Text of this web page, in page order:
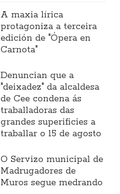
A maxia lírica
protagoniza a terceira
edición de "Ópera en
Carnota"
Denuncian que a
"deixadez" da alcaldesa
de Cee condena ás
traballadoras das
grandes superificies a
traballar o 15 de agosto
O Servizo municipal de
Madrugadores de
Muros segue medrando